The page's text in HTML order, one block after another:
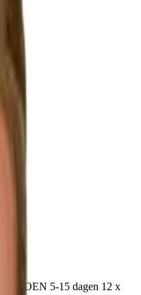
GROEN 5-15 dagen 12 x